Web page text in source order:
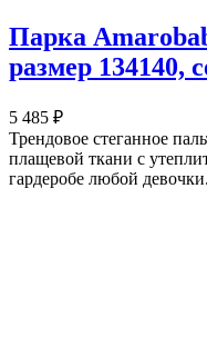
Парка
размер 134140,
5 485 ₽
Трендовое стеганное
плащевой ткани c
гардеробе любой